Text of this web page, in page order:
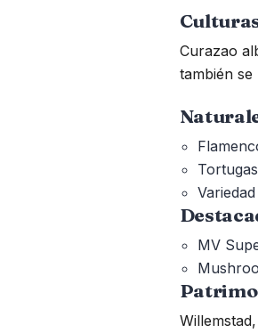
Curazao
también
MV